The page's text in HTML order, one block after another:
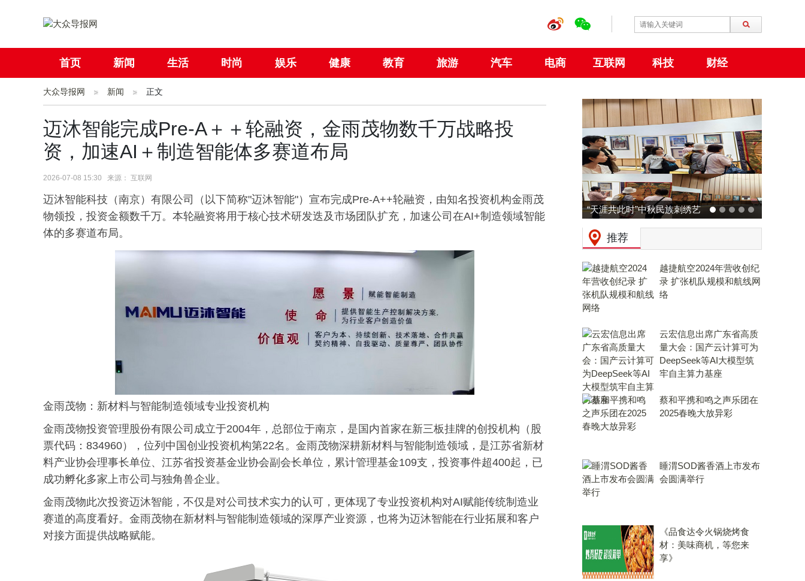
首页 新闻 生活 时尚 娱乐 健康 教育 旅游 汽车 电商 互联网 科技 财经
社会 国际
大众导报网 新闻 正文
迈沐智能完成Pre-A＋＋轮融资，金雨茂物数千万战略投
资，加速AI＋制造智能体多赛道布局
2026-07-08 15:30 来源： 互联网
迈沐智能科技（南京）有限公司（以下简称"迈沐智能"）宣布完成Pre-A++轮融资，由知名投资机构金雨茂
物领投，投资金额数千万。本轮融资将用于核心技术研发迭及市场团队扩充，加速公司在AI+制造领域智能
体的多赛道布局。
金雨茂物：新材料与智能制造领域专业投资机构
金雨茂物投资管理股份有限公司成立于2004年，总部位于南京，是国内首家在新三板挂牌的创投机构（股
票代码：834960），位列中国创业投资机构第22名。金雨茂物深耕新材料与智能制造领域，是江苏省新材
料产业协会理事长单位、江苏省投资基金业协会副会长单位，累计管理基金109支，投资事件超400起，已
成功孵化多家上市公司与独角兽企业。
金雨茂物此次投资迈沐智能，不仅是对公司技术实力的认可，更体现了专业投资机构对AI赋能传统制造业
赛道的高度看好。金雨茂物在新材料与智能制造领域的深厚产业资源，也将为迈沐智能在行业拓展和客户
对接方面提供战略赋能。
“天涯共此时”中秋民族刺绣艺
术特展 在大阪世博会中国馆
动力火车 × 广州草莓音乐节
预热：拒绝压力，和Z时代一
推荐
越捷航空2024年营收创纪
录 扩张机队规模和航线网
络
云宏信息出席广东省高质
量大会：国产云计算可为
DeepSeek等AI大模型筑
牢自主算力基座
蔡和平携和鸣之声乐团在
2025春晚大放异彩
睡渭SOD酱香酒上市发布
会圆满举行
《品食达令火锅烧烤食
材：美味商机，等您来
享》